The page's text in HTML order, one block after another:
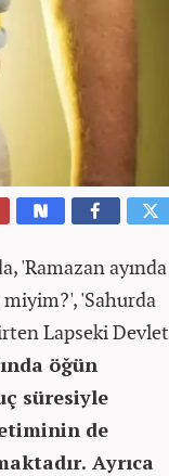
'Ramazan ayında
'Sahurda
Lapseki Devlet
öğün
süresiyle
de
Ayrıca